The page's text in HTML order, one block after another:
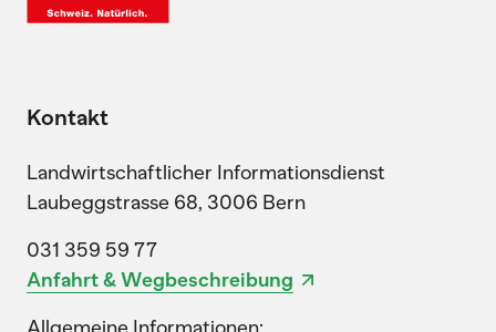
Kontakt
Landwirtschaftlicher Informationsdienst
Laubeggstrasse 68, 3006 Bern
031 359 59 77
Anfahrt & Wegbeschreibung